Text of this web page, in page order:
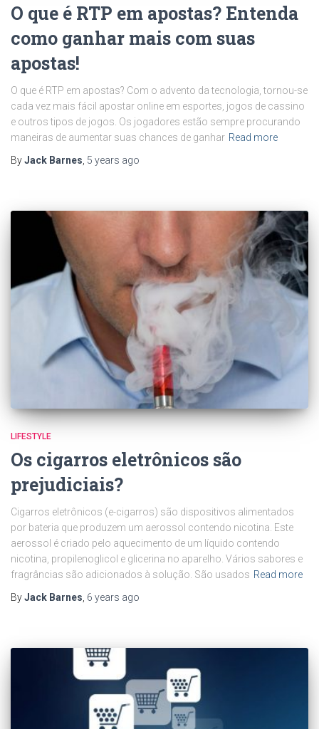
O que é RTP em apostas? Entenda
como ganhar mais com suas
apostas!
O que é RTP em apostas? Com o advento da tecnologia, tornou-se
cada vez mais fácil apostar online em esportes, jogos de cassino
e outros tipos de jogos. Os jogadores estão sempre procurando
maneiras de aumentar suas chances de ganhar Read more
ByJack Barnes 5 years ago
LIFESTYLE
Os cigarros eletrônicos são
prejudiciais?
Cigarros eletrônicos (e-cigarros) são dispositivos alimentados
por bateria que produzem um aerossol contendo nicotina. Este
aerossol é criado pelo aquecimento de um líquido contendo
nicotina, propilenoglicol e glicerina no aparelho. Vários sabores e
fragrâncias são adicionados à solução. São usados Read more
ByJack Barnes, 6 years ago